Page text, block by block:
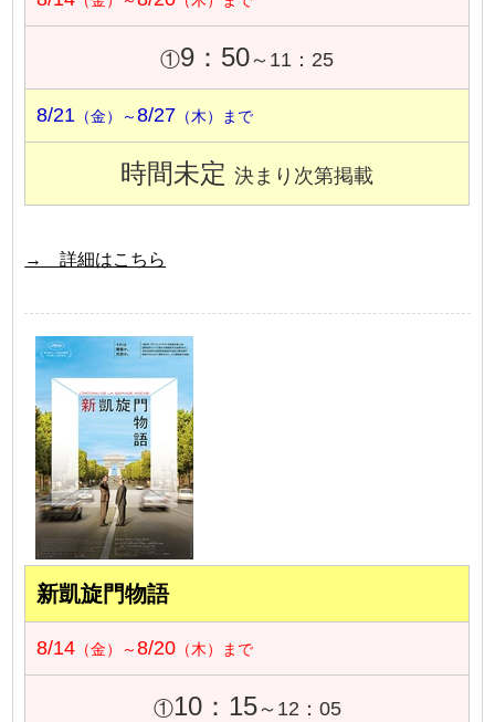
①9：50～11：25
8/21 （金）～8/27 （木）まで
時間未定決まり次第掲載
→ 詳細はこちら
新凱旋門物語
8/14 （金）～8/20 （木）まで
①10：15～12：05